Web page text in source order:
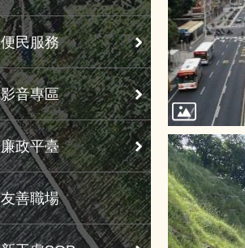
便民服務
影音專區
廉政平臺
友善職場